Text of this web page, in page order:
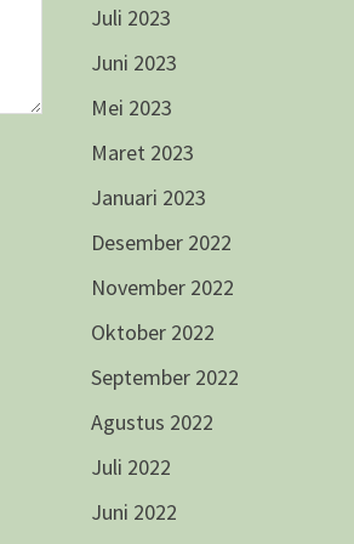
Juli 2023
Juni 2023
Mei 2023
Maret 2023
Januari 2023
Desember 2022
November 2022
Oktober 2022
September 2022
Agustus 2022
Juli 2022
Juni 2022